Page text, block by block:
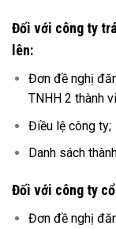
Đối với công ty
lên:
Đơn đề nghị
TNHH 2 thành
Điều lệ công ty;
Danh sách
Đối với công ty
Đơn đề nghị